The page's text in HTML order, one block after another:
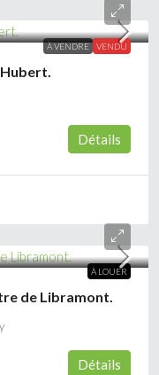
À VENDRE VENDU
Détails
À LOUER
de Libramont.
Détails